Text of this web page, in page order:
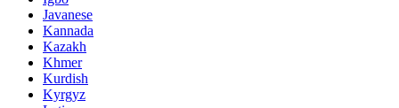
Javanese
Kannada
Kazakh
Khmer
Kurdish
Kyrgyz